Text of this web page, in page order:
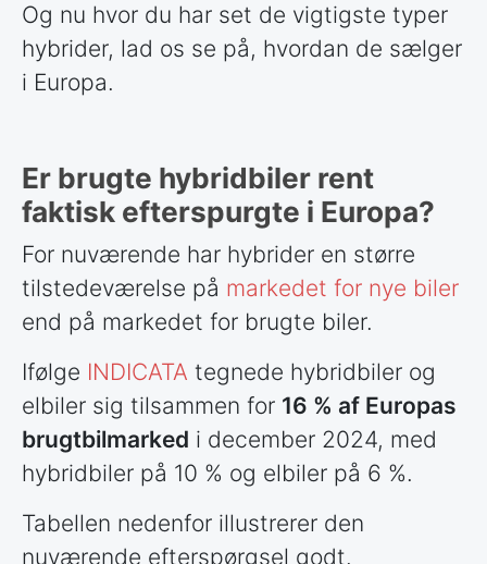
Og nu hvor du har set de vigtigste typer
hybrider, lad os se på, hvordan de sælger
i Europa.
Er brugte hybridbiler rent
faktisk efterspurgte i Europa?
For nuværende har hybrider en større
tilstedeværelse på markedet for nye biler
end på markedet for brugte biler.
Ifølge INDICATA tegnede hybridbiler og
elbiler sig tilsammen for 16 % af Europas
brugtbilmarked i december 2024, med
hybridbiler på 10 % og elbiler på 6 %.
Tabellen nedenfor illustrerer den
nuværende efterspørgsel godt.